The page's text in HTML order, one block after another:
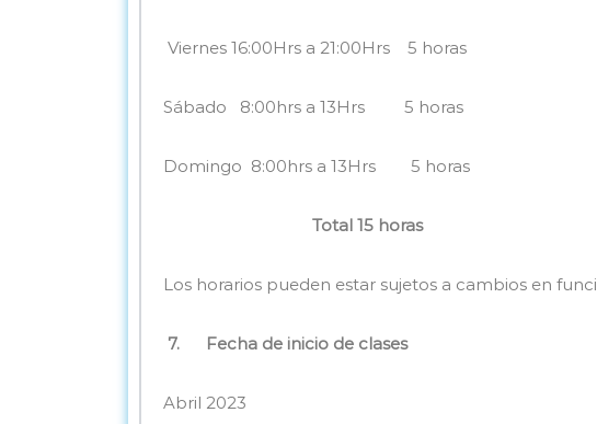
Viernes 16:00Hrs a 21:00Hrs 5 horas
Sábado 8:00hrs a 13Hrs 5 horas
Domingo 8:00hrs a 13Hrs 5 horas
Total 15 horas
Los horarios pueden estar sujetos a cambios en
7. Fecha de inicio de clases
Abril 2023